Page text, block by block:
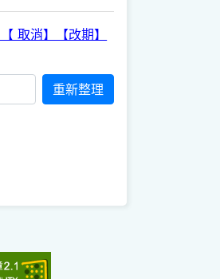
取消】【改期】